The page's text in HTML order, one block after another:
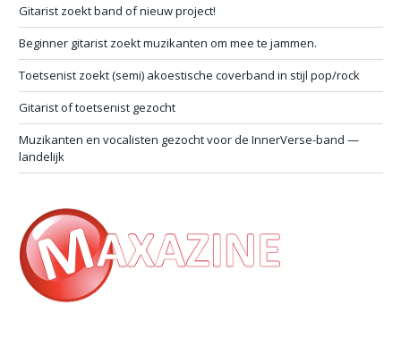
Gitarist zoekt band of nieuw project!
Beginner gitarist zoekt muzikanten om mee te jammen.
Toetsenist zoekt (semi) akoestische coverband in stijl pop/rock
Gitarist of toetsenist gezocht
Muzikanten en vocalisten gezocht voor de InnerVerse-band —
landelijk